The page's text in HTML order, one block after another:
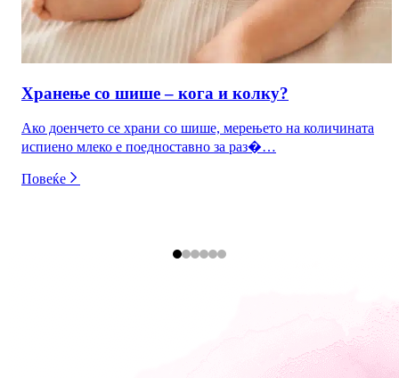
Хранење со шише – кога и колку?
Ако доенчето се храни со шише, мерењето на количината
испиено млеко е поедноставно за раз�…
Повеќе